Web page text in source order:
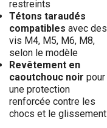
restreints
Tétons taraudés
compatibles avec des
vis M4, M5, M6, M8,
selon le modèle
Revêtement en
caoutchouc noir pour
une protection
renforcée contre les
chocs et le glissement